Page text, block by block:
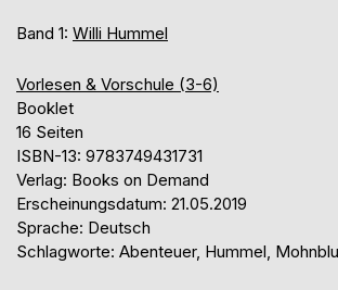
Band 1: Willi Hummel
Vorlesen & Vorschule (3-6)
Booklet
16 Seiten
ISBN-13: 9783749431731
Verlag: Books on Demand
Erscheinungsdatum: 21.05.2019
Sprache: Deutsch
Schlagworte: Abenteuer, Hummel,